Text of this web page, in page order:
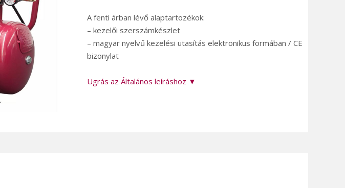
A fenti árban lévő alaptartozékok:
– kezelői szerszámkészlet
– magyar nyelvű kezelési utasítás elektronikus formában / CE
bizonylat
Ugrás az Általános leíráshoz ▼